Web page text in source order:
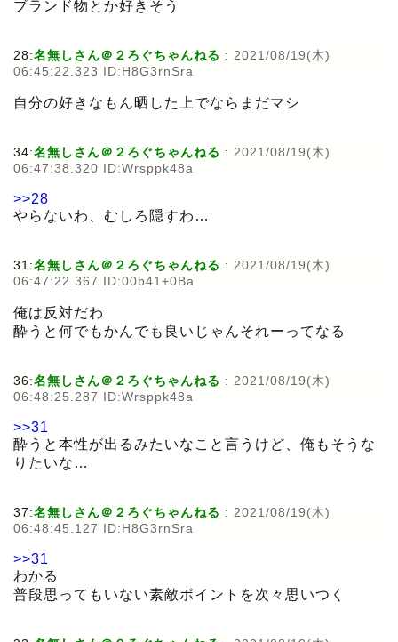
ブランド物とか好きそう
28:名無しさん＠２ろぐちゃんねる : 2021/08/19(木)
06:45:22.323 ID:H8G3rnSra
自分の好きなもん晒した上でならまだマシ
34:名無しさん＠２ろぐちゃんねる : 2021/08/19(木)
06:47:38.320 ID:Wrsppk48a
>>28
やらないわ、むしろ隠すわ…
31:名無しさん＠２ろぐちゃんねる : 2021/08/19(木)
06:47:22.367 ID:00b41+0Ba
俺は反対だわ
酔うと何でもかんでも良いじゃんそれーってなる
36:名無しさん＠２ろぐちゃんねる : 2021/08/19(木)
06:48:25.287 ID:Wrsppk48a
>>31
酔うと本性が出るみたいなこと言うけど、俺もそうな
りたいな…
37:名無しさん＠２ろぐちゃんねる : 2021/08/19(木)
06:48:45.127 ID:H8G3rnSra
>>31
わかる
普段思ってもいない素敵ポイントを次々思いつく